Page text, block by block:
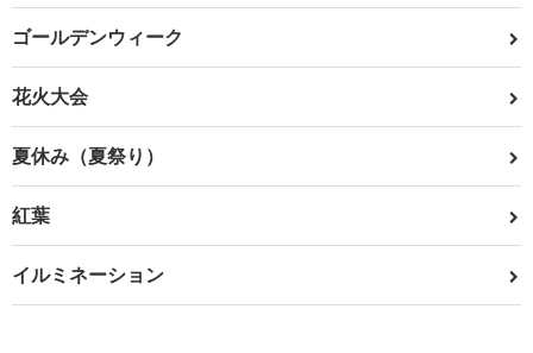
ゴールデンウィーク
花火大会
夏休み（夏祭り）
紅葉
イルミネーション